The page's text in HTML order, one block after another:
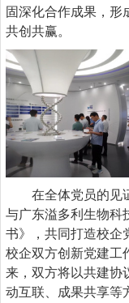
固深化合作成果，形
共创共赢。
在全体党员的见
与广东溢多利生物科
书》，共同打造校企
校企双方创新党建工
来，双方将以共建协
动互联、成果共享等